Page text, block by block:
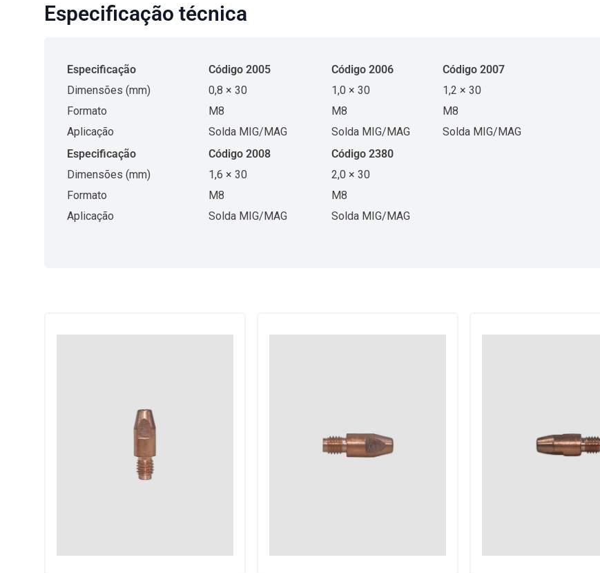
Especificação técnica
Especificação Código 2005 Código 2006
Código 2007
Dimensões (mm)
0,8 × 30 1,0 × 30
1,2 × 30
Formato
M8 M8
M8
Aplicação
Solda MIG/MAG Solda MIG/MAG
Solda MIG/MAG
Especificação
Código 2008
Código 2380
Dimensões (mm)
1,6 × 30
2,0 × 30
Formato
M8
M8
Aplicação
Solda MIG/MAG Solda MIG/MAG